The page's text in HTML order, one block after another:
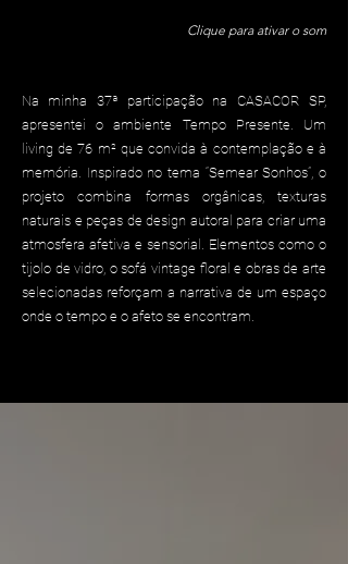
Clique para ativar o som
Na minha 37ª participação na CASACOR SP,
apresentei o ambiente Tempo Presente. Um
living de 76 m² que convida à contemplação e à
memória. Inspirado no tema “Semear Sonhos”, o
projeto combina formas orgânicas, texturas
naturais e peças de design autoral para criar uma
atmosfera afetiva e sensorial. Elementos como o
tijolo de vidro, o sofá vintage floral e obras de arte
selecionadas reforçam a narrativa de um espaço
onde o tempo e o afeto se encontram.